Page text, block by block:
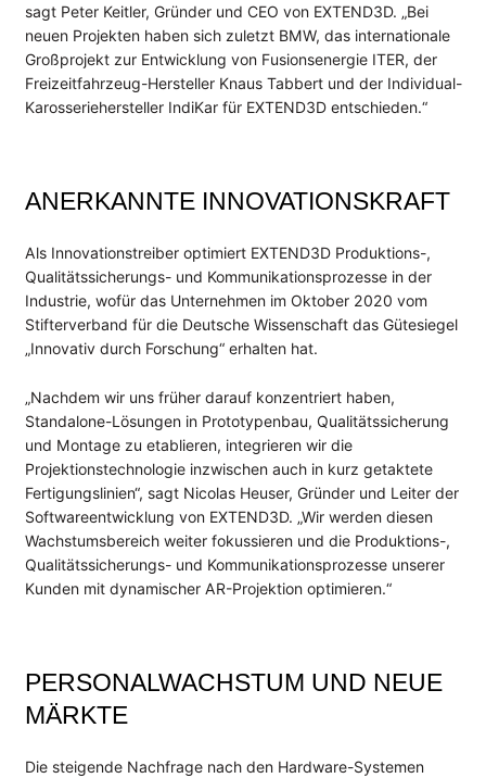
KONTAKT
sagt Peter Keitler, Gründer und CEO von EXTEND3D. „Bei
neuen Projekten haben sich zuletzt BMW, das internationale
Großprojekt zur Entwicklung von Fusionsenergie ITER, der
Freizeitfahrzeug-Hersteller Knaus Tabbert und der Individual-
Karosseriehersteller IndiKar für EXTEND3D entschieden.“
ANERKANNTE INNOVATIONSKRAFT
Als Innovationstreiber optimiert EXTEND3D Produktions-,
Qualitätssicherungs- und Kommunikationsprozesse in der
Industrie, wofür das Unternehmen im Oktober 2020 vom
Stifterverband für die Deutsche Wissenschaft das Gütesiegel
„Innovativ durch Forschung“ erhalten hat.
„Nachdem wir uns früher darauf konzentriert haben,
Standalone-Lösungen in Prototypenbau, Qualitätssicherung
und Montage zu etablieren, integrieren wir die
Projektionstechnologie inzwischen auch in kurz getaktete
Fertigungslinien“, sagt Nicolas Heuser, Gründer und Leiter der
Softwareentwicklung von EXTEND3D. „Wir werden diesen
Wachstumsbereich weiter fokussieren und die Produktions-,
Qualitätssicherungs- und Kommunikationsprozesse unserer
Kunden mit dynamischer AR-Projektion optimieren.“
PERSONALWACHSTUM UND NEUE
MÄRKTE
Die steigende Nachfrage nach den Hardware-Systemen